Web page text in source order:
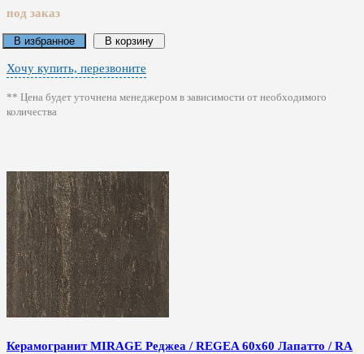
под заказ
В избранное В корзину
Хочу купить, перезвоните
** Цена будет уточнена менеджером в зависимости от необходимого
количества
Керамогранит MIRAGE Реджеа / REGEA 60x60 Лапатто / RA